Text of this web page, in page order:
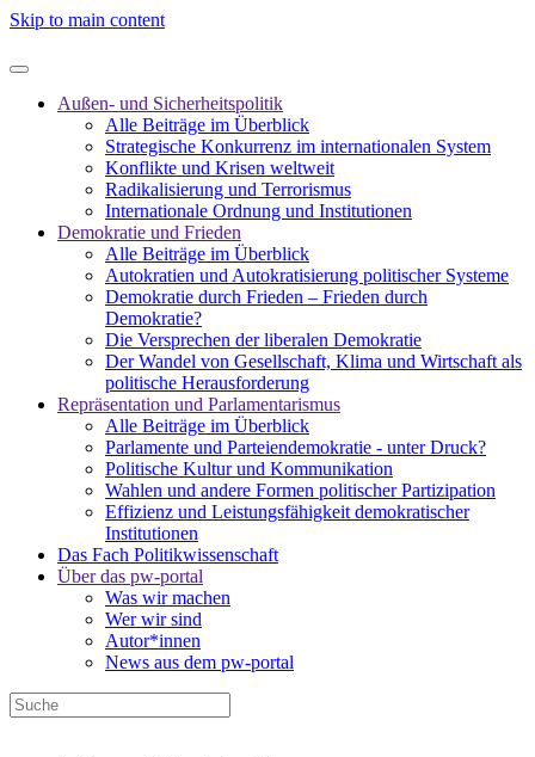
Skip to main content
Außen- und Sicherheitspolitik
Alle Beiträge im Überblick
Strategische Konkurrenz im internationalen System
Konflikte und Krisen weltweit
Radikalisierung und Terrorismus
Internationale Ordnung und Institutionen
Demokratie und Frieden
Alle Beiträge im Überblick
Autokratien und Autokratisierung politischer Systeme
Demokratie durch Frieden – Frieden durch
Demokratie?
Die Versprechen der liberalen Demokratie
Der Wandel von Gesellschaft, Klima und Wirtschaft als
politische Herausforderung
Repräsentation und Parlamentarismus
Alle Beiträge im Überblick
Parlamente und Parteiendemokratie - unter Druck?
Politische Kultur und Kommunikation
Wahlen und andere Formen politischer Partizipation
Effizienz und Leistungsfähigkeit demokratischer
Institutionen
Das Fach Politikwissenschaft
Über das pw-portal
Was wir machen
Wer wir sind
Autor*innen
News aus dem pw-portal